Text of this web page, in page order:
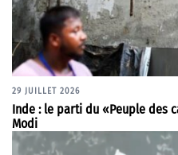
29 JUILLET 2026
Inde : le parti du «Peuple des
Modi